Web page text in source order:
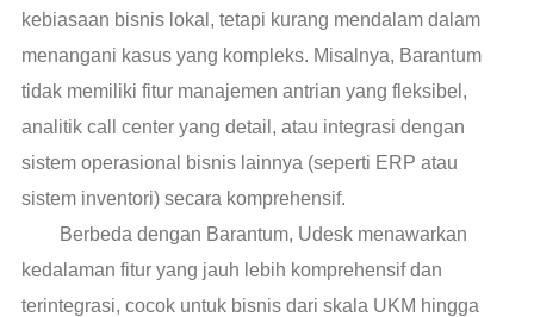
kebiasaan bisnis lokal, tetapi kurang mendalam dalam
menangani kasus yang kompleks. Misalnya, Barantum
tidak memiliki fitur manajemen antrian yang fleksibel,
analitik call center yang detail, atau integrasi dengan
sistem operasional bisnis lainnya (seperti ERP atau
sistem inventori) secara komprehensif.
Berbeda dengan Barantum, Udesk menawarkan
kedalaman fitur yang jauh lebih komprehensif dan
terintegrasi, cocok untuk bisnis dari skala UKM hingga